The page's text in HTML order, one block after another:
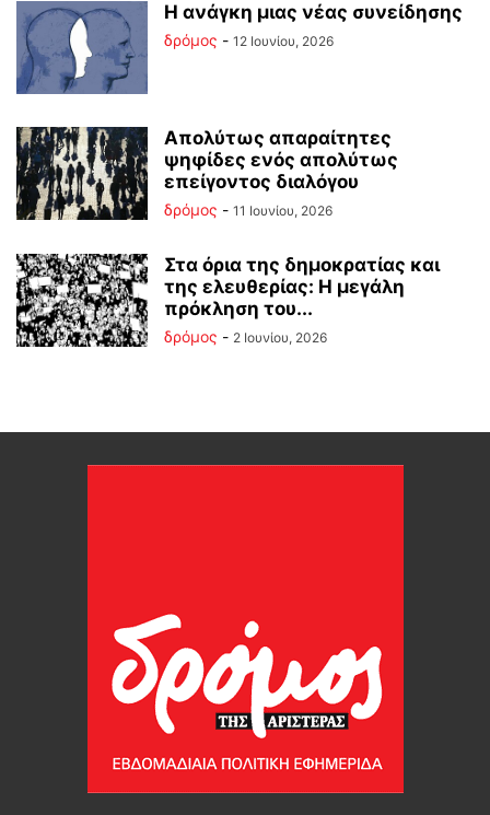
Η ανάγκη μιας νέας συνείδησης
δρόμος - 12 Ιουνίου, 2026
Απολύτως απαραίτητες
ψηφίδες ενός απολύτως
επείγοντος διαλόγου
δρόμος - 11 Ιουνίου, 2026
Στα όρια της δημοκρατίας και
της ελευθερίας: Η μεγάλη
πρόκληση του...
δρόμος - 2 Ιουνίου, 2026